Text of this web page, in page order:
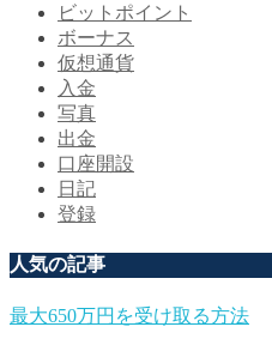
ビットポイント
ボーナス
仮想通貨
入金
写真
出金
口座開設
日記
登録
人気の記事
最大650万円を受け取る方法